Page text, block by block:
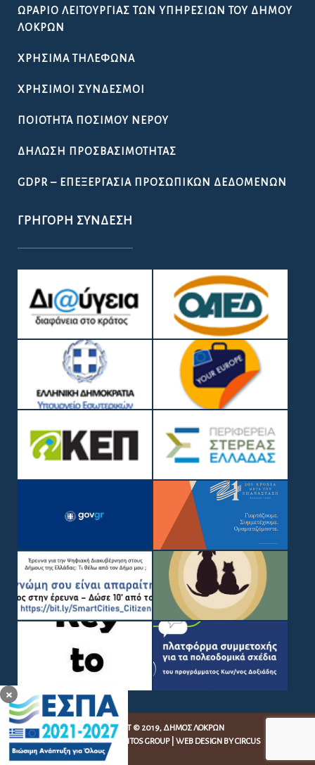
×
ΩΡΆΡΙΟ ΛΕΙΤΟΥΡΓΊΑΣ ΤΩΝ ΥΠΗΡΕΣΙΏΝ ΤΟΥ ΔΉΜΟΥ
ΛΟΚΡΏΝ
ΧΡΉΣΙΜΑ ΤΗΛΈΦΩΝΑ
ΧΡΉΣΙΜΟΙ ΣΎΝΔΕΣΜΟΙ
ΠΟΙΌΤΗΤΑ ΠΌΣΙΜΟΥ ΝΕΡΟΎ
ΔΉΛΩΣΗ ΠΡΟΣΒΑΣΙΜΌΤΗΤΑΣ
GDPR – ΕΠΕΞΕΡΓΑΣΙΑ ΠΡΟΣΩΠΙΚΩΝ ΔΕΔΟΜΕΝΩΝ
ΓΡΉΓΟΡΗ ΣΎΝΔΕΣΗ
COPYRIGHT © 2019, ΔΉΜΟΣ ΛΟΚΡΏΝ
WEB DEVELOPMENT BY
EGRITOS GROUP| WEB DESIGN BY CIRCUS
DESIGN STUDIO